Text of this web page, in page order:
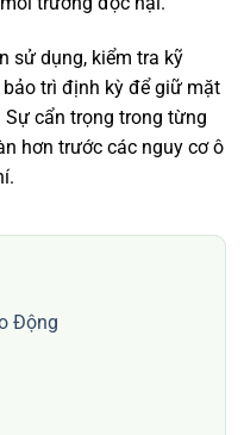
sử dụng, kiểm tra kỹ
trì định kỳ để giữ mặt
cẩn trọng trong từng
hơn trước các nguy cơ ô
Động